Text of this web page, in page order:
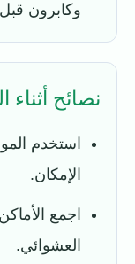
وكابرون
نصائح أثناء
استخدم
الإمكان.
اجمع
العشوائي.